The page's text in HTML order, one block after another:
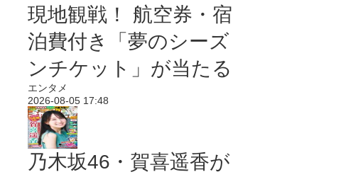
現地観戦！ 航空券・宿
泊費付き「夢のシーズ
ンチケット」が当たる
エンタメ
2026-08-05 17:48
乃木坂46・賀喜遥香が